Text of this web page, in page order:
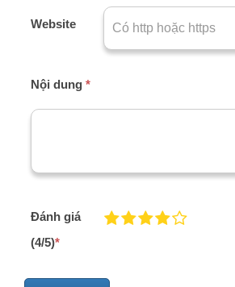
Website
Nội dung *
Đánh giá
(4/5)*